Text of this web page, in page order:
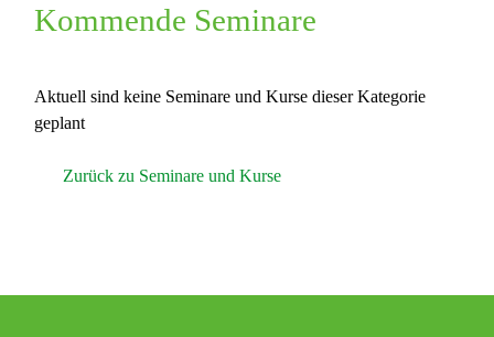
Kommende Seminare
Aktuell sind keine Seminare und Kurse dieser Kategorie
geplant
Zurück zu Seminare und Kurse